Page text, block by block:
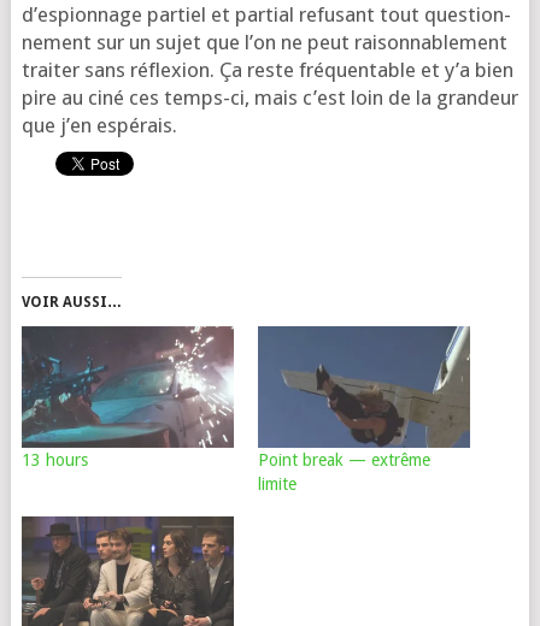
d’es­pion­nage par­tiel et par­tial refu­sant tout ques­tion­
ne­ment sur un sujet que l’on ne peut rai­son­na­ble­ment
trai­ter sans réflexion. Ça reste fré­quen­table et y’a bien
pire au ciné ces temps-ci, mais c’est loin de la gran­deur
que j’en espérais.
VOIR AUSSI…
13 hours
Point break — extrême
limite